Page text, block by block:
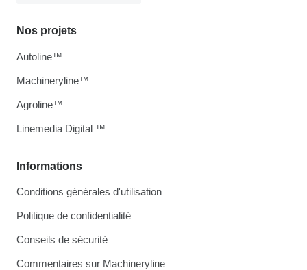
Informations
Conditions générales d'utilisation
Politique de confidentialité
Conseils de sécurité
Commentaires sur Machineryline
Nos projets
Autoline™
Machineryline™
Agroline™
Linemedia Digital ™